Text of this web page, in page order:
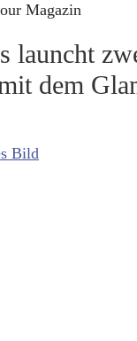
Magazin
launcht
dem
Bild